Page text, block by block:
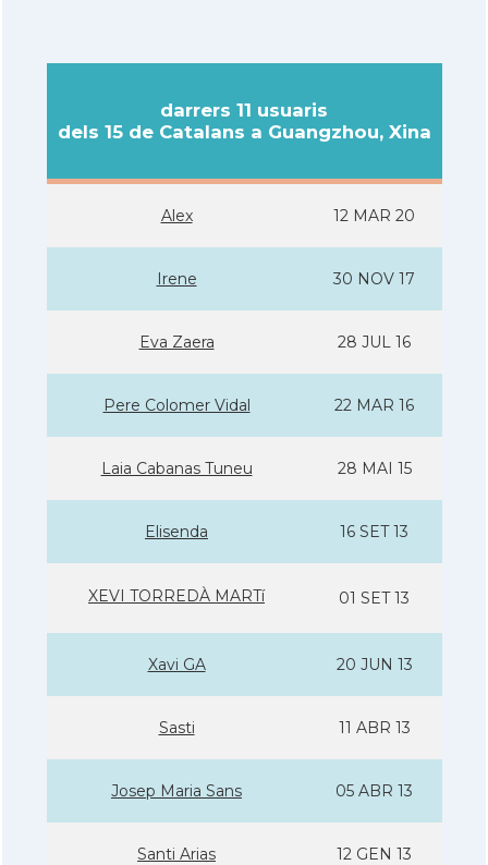
darrers 11 usuaris
dels 15 de Catalans a Guangzhou, Xina
Alex 12 MAR 20
Irene 30 NOV 17
Eva Zaera 28 JUL 16
Pere Colomer Vidal 22 MAR 16
Laia Cabanas Tuneu 28 MAI 15
Elisenda 16 SET 13
XEVI TORREDÀ MARTí 01 SET 13
Xavi GA 20 JUN 13
Sasti 11 ABR 13
Josep Maria Sans 05 ABR 13
Santi Arias 12 GEN 13